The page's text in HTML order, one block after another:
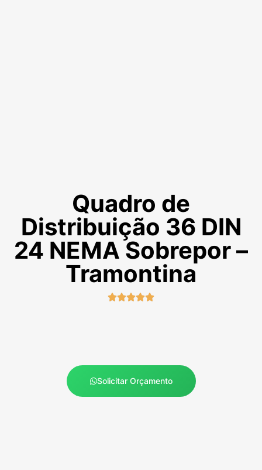
Quadro de
Distribuição 36 DIN
24 NEMA Sobrepor –
Tramontina

Solicitar Orçamento